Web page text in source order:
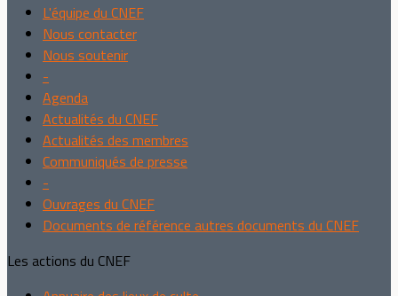
L'équipe du CNEF
Nous contacter
Nous soutenir
-
Agenda
Actualités du CNEF
Actualités des membres
Communiqués de presse
-
Ouvrages du CNEF
Documents de référence autres documents du CNEF
Les actions du CNEF